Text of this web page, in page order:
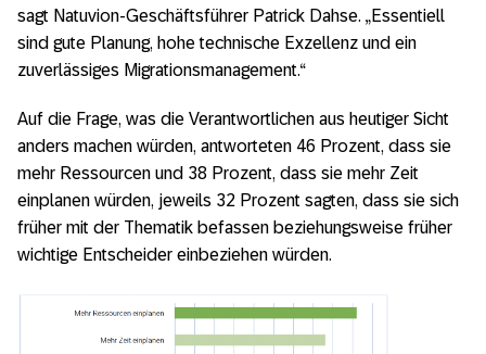
sagt Natuvion-Geschäftsführer Patrick Dahse. „Essentiell
sind gute Planung, hohe technische Exzellenz und ein
zuverlässiges Migrations­management.“
Auf die Frage, was die Verantwortlichen aus heutiger Sicht
anders machen würden, antworteten 46 Prozent, dass sie
mehr Ressourcen und 38 Prozent, dass sie mehr Zeit
einplanen würden, jeweils 32 Prozent sagten, dass sie sich
früher mit der Thematik befassen beziehungsweise früher
wichtige Entscheider einbeziehen würden.